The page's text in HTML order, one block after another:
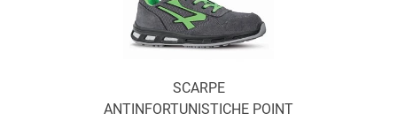
SCARPE
ANTINFORTUNISTICHE POINT